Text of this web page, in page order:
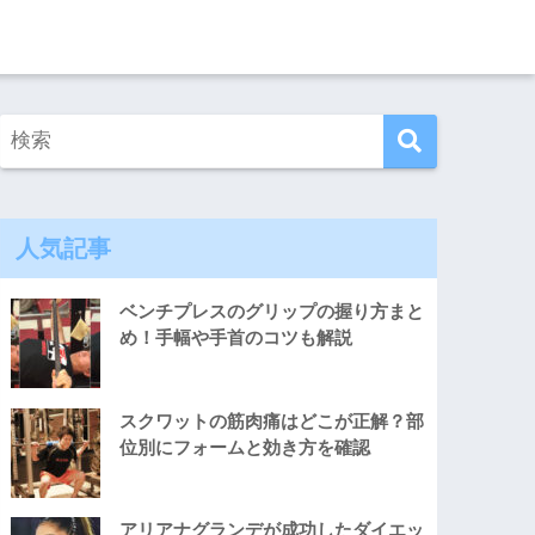
人気記事
ベンチプレスのグリップの握り方まと
め！手幅や手首のコツも解説
スクワットの筋肉痛はどこが正解？部
位別にフォームと効き方を確認
アリアナグランデが成功したダイエッ